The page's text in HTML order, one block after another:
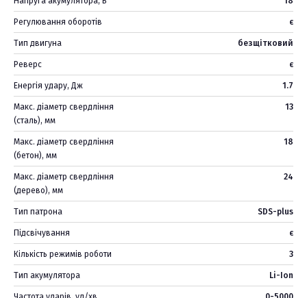
Регулювання оборотів є
Тип двигуна безщітковий
Реверс є
Енергія удару, Дж 1.7
Макс. діаметр свердління
(сталь), мм
13
Макс. діаметр свердління
(бетон), мм
18
Макс. діаметр свердління
(дерево), мм
24
Тип патрона SDS-plus
Підсвічування є
Кількість режимів роботи 3
Тип акумулятора Li-Ion